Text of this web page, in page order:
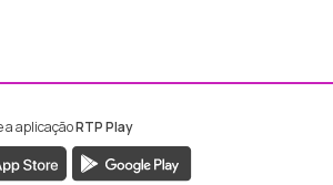
Madeira
Madeira
a aplicaçãoRTP Play